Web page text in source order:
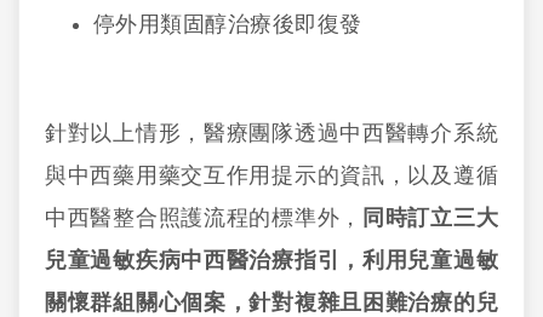
停外用類固醇治療後即復發
針對以上情形，醫療團隊透過中西醫轉介系統
與中西藥用藥交互作用提示的資訊，以及遵循
中西醫整合照護流程的標準外，
同時訂立三大
兒童過敏疾病中西醫治療指引，利用兒童過敏
關懷群組關心個案，針對複雜且困難治療的兒